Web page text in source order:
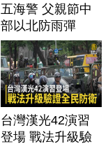
五海警 父親節中
部以北防雨彈
台灣漢光42演習
登場 戰法升級驗